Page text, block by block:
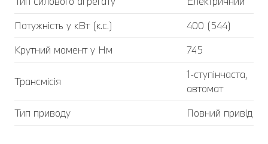
Потужність у кВт (к.с.)
400 (544)
Крутний момент у Нм
745
Трансмісія
1-ступінчаста,
автомат
Тип приводу
Повний привід